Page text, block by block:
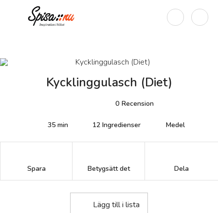
Kycklinggulasch (Diet)
0 Recension
35 min 12 Ingredienser Medel
Spara Betygsätt det Dela
Lägg till i lista